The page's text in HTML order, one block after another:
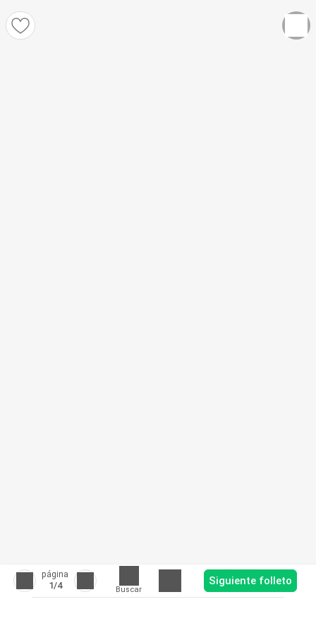
página
1/4 Buscar
Siguiente folleto